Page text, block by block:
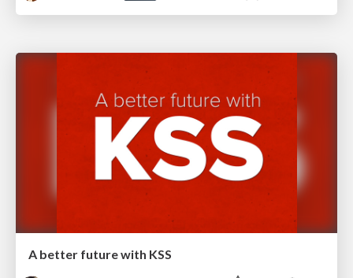
A better future with KSS